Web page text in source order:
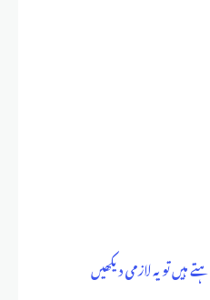
ہیں تو یہ لازمی دیکھیں